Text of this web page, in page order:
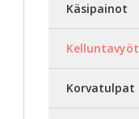
Käsipainot
Kelluntavyöt
Korvatulpat